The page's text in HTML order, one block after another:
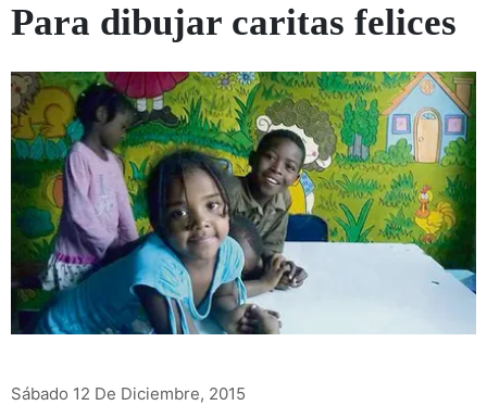
Para dibujar caritas felices
Sábado 12 De Diciembre, 2015